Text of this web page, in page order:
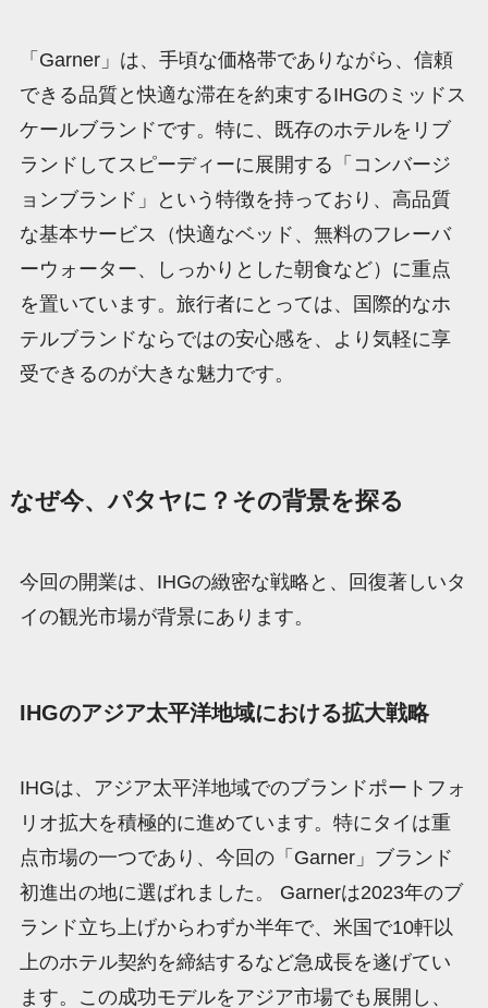
「Garner」は、手頃な価格帯でありながら、信頼
できる品質と快適な滞在を約束するIHGのミッドス
ケールブランドです。特に、既存のホテルをリブ
ランドしてスピーディーに展開する「コンバージ
ョンブランド」という特徴を持っており、高品質
な基本サービス（快適なベッド、無料のフレーバ
ーウォーター、しっかりとした朝食など）に重点
を置いています。旅行者にとっては、国際的なホ
テルブランドならではの安心感を、より気軽に享
受できるのが大きな魅力です。
なぜ今、パタヤに？その背景を探る
今回の開業は、IHGの緻密な戦略と、回復著しいタ
イの観光市場が背景にあります。
IHGのアジア太平洋地域における拡大戦略
IHGは、アジア太平洋地域でのブランドポートフォ
リオ拡大を積極的に進めています。特にタイは重
点市場の一つであり、今回の「Garner」ブランド
初進出の地に選ばれました。 Garnerは2023年のブ
ランド立ち上げからわずか半年で、米国で10軒以
上のホテル契約を締結するなど急成長を遂げてい
ます。この成功モデルをアジア市場でも展開し、